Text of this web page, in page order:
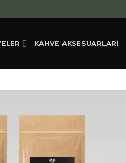
KAHVE AKSESUARLARI